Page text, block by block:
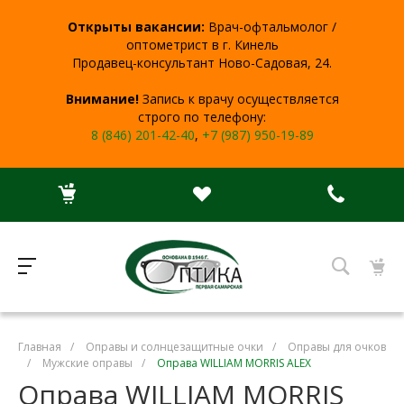
Открыты вакансии: Врач-офтальмолог /
оптометрист в г. Кинель
Продавец-консультант Ново-Садовая, 24.
Внимание!Запись к врачу осуществляется
строго по телефону:
8 (846) 201-42-40, +7 (987) 950-19-89
Главная / Оправы и солнцезащитные очки /
Оправы для очков
/
Мужские оправы / Оправа WILLIAM MORRIS ALEX
Оправа WILLIAM MORRIS